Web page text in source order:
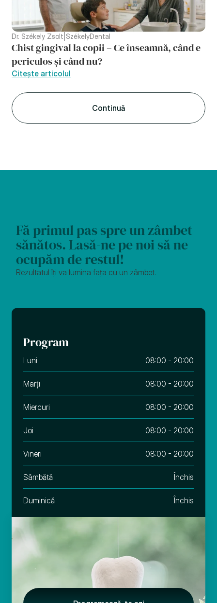
Dr. Székely Zsolt SzékelyDental
Chist gingival la copii – Ce înseamnă, când e
periculos și când nu?
Citește articolul
Continuǎ
Fă primul pas spre un zâmbet
sănătos. Lasă-ne pe noi să ne
ocupăm de restul!
Rezultatul îți va lumina fața cu un zâmbet.
Program
Luni 08:00 - 20:00
Marți 08:00 - 20:00
Miercuri 08:00 - 20:00
Joi 08:00 - 20:00
Vineri 08:00 - 20:00
Sâmbǎtǎ Închis
Duminicǎ Închis